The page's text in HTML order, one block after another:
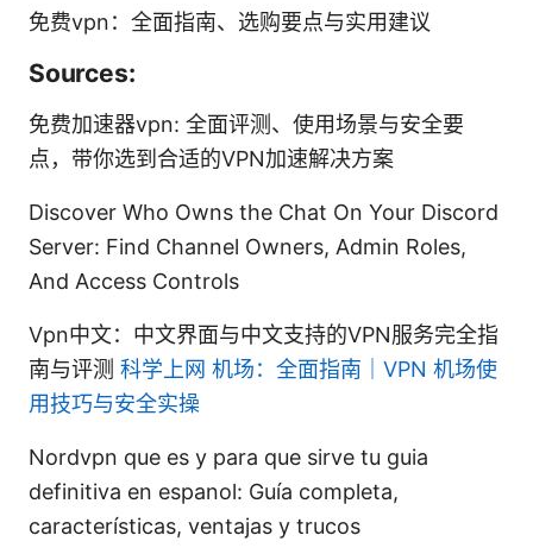
免费vpn：全面指南、选购要点与实用建议
Sources:
免费加速器vpn: 全面评测、使用场景与安全要
点，带你选到合适的VPN加速解决方案
Discover Who Owns the Chat On Your Discord
Server: Find Channel Owners, Admin Roles,
And Access Controls
Vpn中文：中文界面与中文支持的VPN服务完全指
南与评测 科学上网 机场：全面指南｜VPN 机场使
用技巧与安全实操
Nordvpn que es y para que sirve tu guia
definitiva en espanol: Guía completa,
características, ventajas y trucos